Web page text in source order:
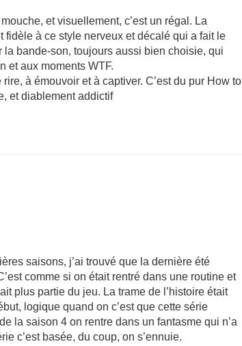
et visuellement, c’est un régal. La
à ce style nerveux et décalé qui a fait le
bande-son, toujours aussi bien choisie, qui
et aux moments WTF.
à émouvoir et à captiver. C’est du pur How to
et diablement addictif
saisons, j’ai trouvé que la dernière été
comme si on était rentré dans une routine et
plus partie du jeu. La trame de l’histoire était
logique quand on c’est que cette série
la saison 4 on rentre dans un fantasme qui n’a
c’est basée, du coup, on s’ennuie.